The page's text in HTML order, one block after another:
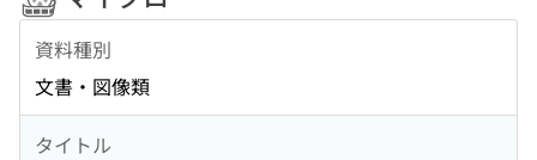
資料種別
文書・図像類
タイトル